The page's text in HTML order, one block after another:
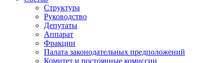
Структура
Руководство
Депутаты
Аппарат
Фракции
Палата законодательных предположений
Комитет и постоянные комиссии